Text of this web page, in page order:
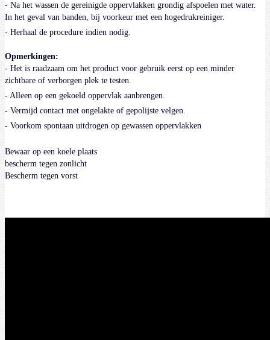
- Na het wassen de gereinigde oppervlakken grondig afspoelen met water.
In het geval van banden, bij voorkeur met een hogedrukreiniger.
- Herhaal de procedure indien nodig.
Opmerkingen:
- Het is raadzaam om het product voor gebruik eerst op een minder
zichtbare of verborgen plek te testen.
- Alleen op een gekoeld oppervlak aanbrengen.
- Vermijd contact met ongelakte of gepolijste velgen.
- Voorkom spontaan uitdrogen op gewassen oppervlakken
Bewaar op een koele plaats
bescherm tegen zonlicht
Bescherm tegen vorst